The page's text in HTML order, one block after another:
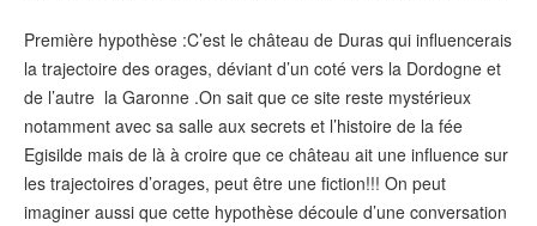
Première hypothèse :C’est le château de Duras qui influencerais
la trajectoire des orages, déviant d’un coté vers la Dordogne et
de l’autre la Garonne .On sait que ce site reste mystérieux
notamment avec sa salle aux secrets et l’histoire de la fée
Egisilde mais de là à croire que ce château ait une influence sur
les trajectoires d’orages, peut être une fiction!!! On peut
imaginer aussi que cette hypothèse découle d’une conversation